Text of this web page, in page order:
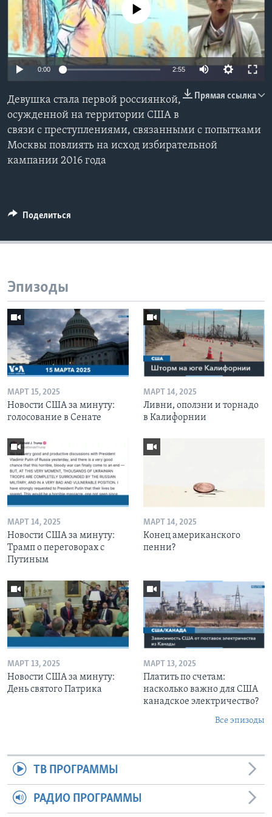
Learning English
СОЦИАЛЬНЫЕ СЕТИ
Языки
No media source currently available
0:00 2:55
Прямая ссылка
Девушка стала первой россиянкой,
осужденной на территории США в
связи с преступлениями, связанными с попытками
Москвы повлиять на исход избирательной
кампании 2016 года
Поделиться
Эпизоды
МАРТ 15, 2025
Новости США за минуту:
голосование в Сенате
МАРТ 14, 2025
Ливни, оползни и торнадо
в Калифорнии
МАРТ 14, 2025
Новости США за минуту:
Трамп о переговорах с
Путиным
МАРТ 14, 2025
Конец американского
пенни?
МАРТ 13, 2025
Новости США за минуту:
День святого Патрика
МАРТ 13, 2025
Платить по счетам:
насколько важно для США
канадское электричество?
Все эпизоды
ТВ ПРОГРАММЫ
РАДИО ПРОГРАММЫ